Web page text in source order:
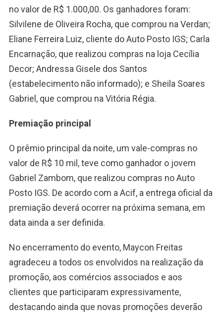
no valor de R$ 1.000,00. Os ganhadores foram:
Silvilene de Oliveira Rocha, que comprou na Verdan;
Eliane Ferreira Luiz, cliente do Auto Posto IGS; Carla
Encarnação, que realizou compras na loja Cecília
Decor; Andressa Gisele dos Santos
(estabelecimento não informado); e Sheila Soares
Gabriel, que comprou na Vitória Régia.
Premiação principal
O prêmio principal da noite, um vale-compras no
valor de R$ 10 mil, teve como ganhador o jovem
Gabriel Zambom, que realizou compras no Auto
Posto IGS. De acordo com a Acif, a entrega oficial da
premiação deverá ocorrer na próxima semana, em
data ainda a ser definida.
No encerramento do evento, Maycon Freitas
agradeceu a todos os envolvidos na realização da
promoção, aos comércios associados e aos
clientes que participaram expressivamente,
destacando ainda que novas promoções deverão